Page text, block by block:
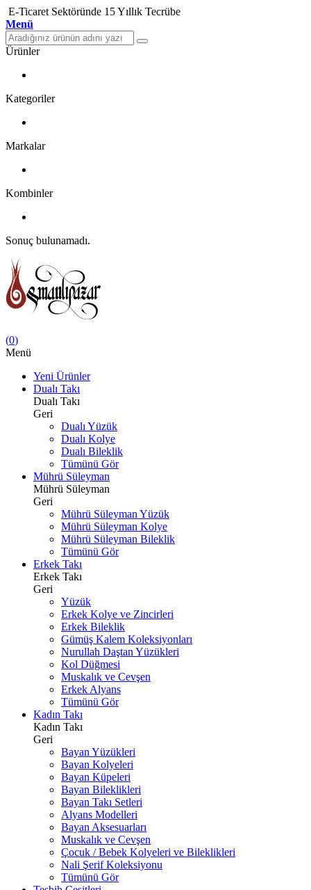
E-Ticaret Sektöründe 15 Yıllık Tecrübe
Menü
Ürünler
Kategoriler
Markalar
Kombinler
Sonuç bulunamadı.
(0)
Menü
Yeni Ürünler
Dualı Takı
Dualı Takı
Geri
Dualı Yüzük
Dualı Kolye
Dualı Bileklik
Tümünü Gör
Mührü Süleyman
Mührü Süleyman
Geri
Mührü Süleyman Yüzük
Mührü Süleyman Kolye
Mührü Süleyman Bileklik
Tümünü Gör
Erkek Takı
Erkek Takı
Geri
Yüzük
Erkek Kolye ve Zincirleri
Erkek Bileklik
Gümüş Kalem Koleksiyonları
Nurullah Daştan Yüzükleri
Kol Düğmesi
Muskalık ve Cevşen
Erkek Alyans
Tümünü Gör
Kadın Takı
Kadın Takı
Geri
Bayan Yüzükleri
Bayan Kolyeleri
Bayan Küpeleri
Bayan Bileklikleri
Bayan Takı Setleri
Alyans Modelleri
Bayan Aksesuarları
Muskalık ve Cevşen
Çocuk / Bebek Kolyeleri ve Bileklikleri
Nali Şerif Koleksiyonu
Tümünü Gör